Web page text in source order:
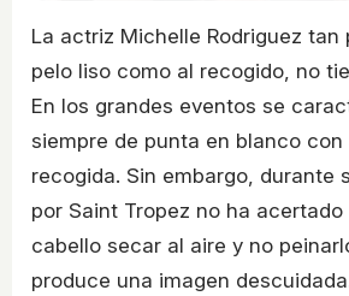
La actriz Michelle Rodriguez tan
pelo liso como al recogido, no
En los grandes eventos se
siempre de punta en blanco con
recogida. Sin embargo, durante
por Saint Tropez no ha
cabello secar al aire y no
produce una imagen